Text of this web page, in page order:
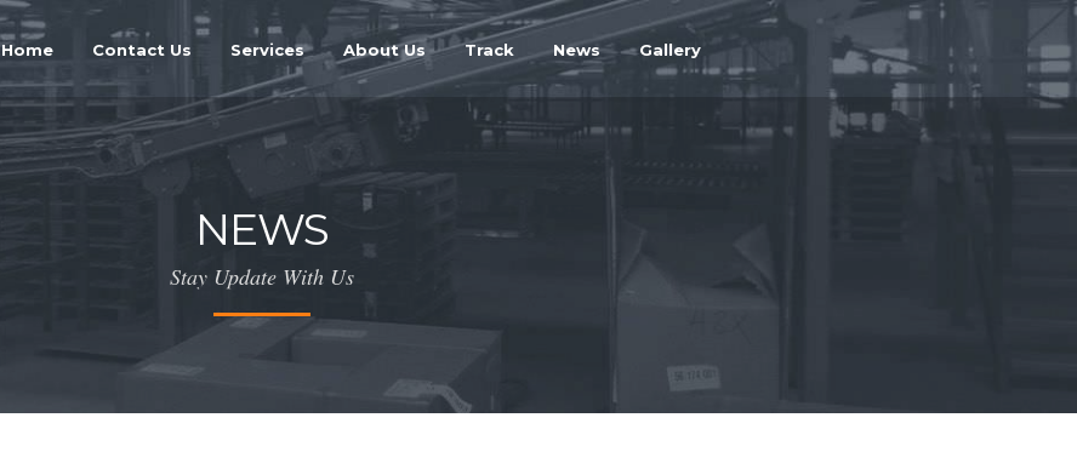
Home Contact Us Services About Us Track News Gallery
NEWS
Stay Update With Us